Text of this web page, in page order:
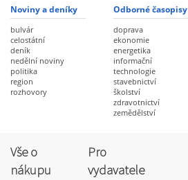
Noviny a deníky
bulvár
celostátní
deník
nedělní noviny
politika
region
rozhovory
Odborné časopisy
doprava
ekonomie
energetika
informační
technologie
stavebnictví
školství
zdravotnictví
zemědělství
Vše o
nákupu
Pro
vydavatele